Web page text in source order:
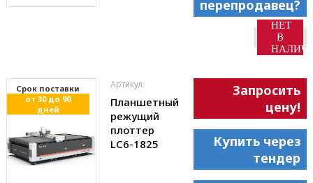
перепродавец?
НЕТ
В
Cрок поставки
от 30 до 90
дней
Артикул:
Планшетный
режущий
плоттер
LC6-1825
Запросить
цену!
Купить через
тендер